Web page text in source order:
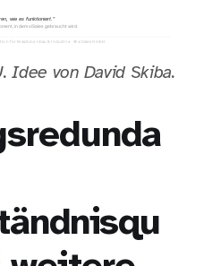
Idee von David Skiba.